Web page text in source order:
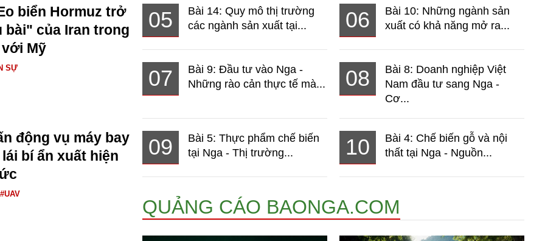
biển Hormuz trở
bài" của Iran trong
Mỹ
SỰ
động vụ máy bay
bí ẩn xuất hiện
#UAV
05
Bài 14: Quy mô thị trường
các ngành sản xuất tại...
06
Bài 10: Những ngành sản
xuất có khả năng mở ra...
07
Bài 9: Đầu tư vào Nga -
Những rào cản thực tế mà...
08
Bài 8: Doanh nghiệp Việt
Nam đầu tư sang Nga -
Cơ...
09
Bài 5: Thực phẩm chế biến
tại Nga - Thị trường...
10
Bài 4: Chế biến gỗ và nội
thất tại Nga - Nguồn...
QUẢNG CÁO BAONGA.COM